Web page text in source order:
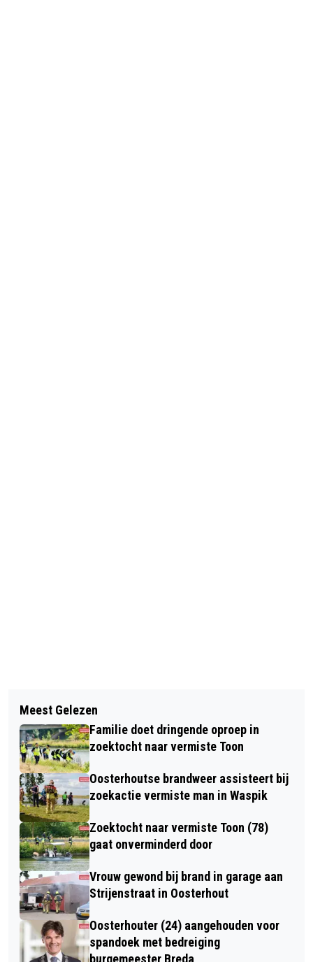
POLITIE NEEMT AUDI EN HORLOGE
VAN OOSTERHOUTER IN BESLAG IN
STRIJD TEGEN ONDERMIJNING
JAAP OOMEN SLUIT
ONDERWIJSLOOPBAAN AF MET
PASSIE EN TROTS
Meest Gelezen
Familie doet dringende oproep in
zoektocht naar vermiste Toon
Oosterhoutse brandweer assisteert bij
zoekactie vermiste man in Waspik
Zoektocht naar vermiste Toon (78)
gaat onverminderd door
Vrouw gewond bij brand in garage aan
Strijenstraat in Oosterhout
Oosterhouter (24) aangehouden voor
spandoek met bedreiging